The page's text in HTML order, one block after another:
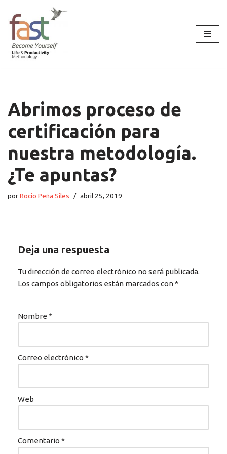
Saltar
al
contenido
Abrimos proceso de
certificación para
nuestra metodología.
¿Te apuntas?
porRocio Peña Siles abril 25, 2019
Deja una respuesta
Tu dirección de correo electrónico no será publicada.
Los campos obligatorios están marcados con*
Nombre *
Correo electrónico *
Web
Comentario *